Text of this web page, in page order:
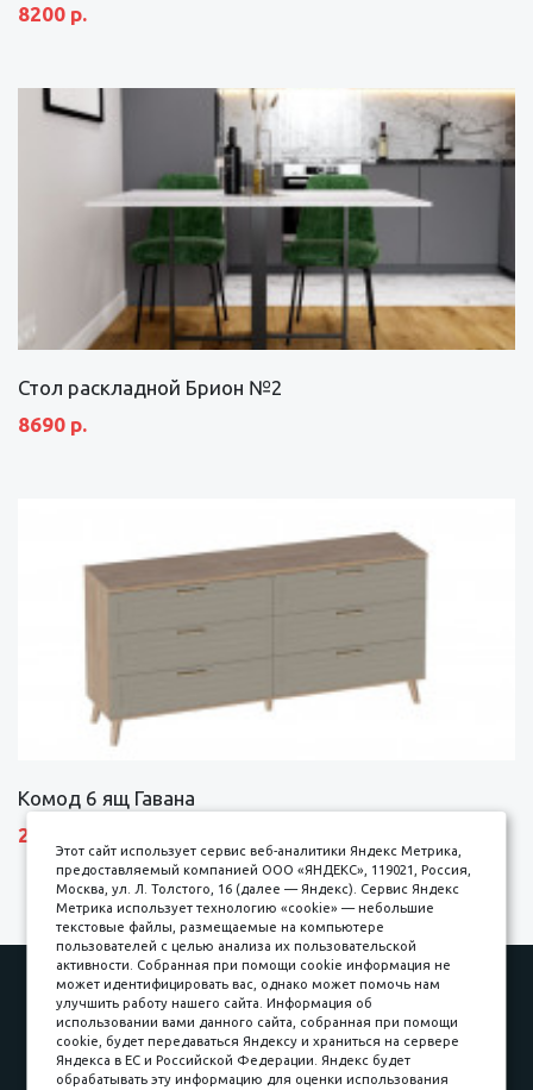
8200 р.
Стол раскладной Брион №2
8690 р.
Комод 6 ящ Гавана
27690 р.
Наши работы
Оплата
Доставка и сборка
Гарантии
Карьера в компании
Контакты
Этот сайт использует сервис веб-аналитики Яндекс Метрика,
предоставляемый компанией ООО «ЯНДЕКС», 119021, Россия,
Москва, ул. Л. Толстого, 16 (далее — Яндекс). Сервис Яндекс
Метрика использует технологию «cookie» — небольшие
текстовые файлы, размещаемые на компьютере
пользователей с целью анализа их пользовательской
активности. Собранная при помощи cookie информация не
может идентифицировать вас, однако может помочь нам
улучшить работу нашего сайта. Информация об
использовании вами данного сайта, собранная при помощи
cookie, будет передаваться Яндексу и храниться на сервере
Яндекса в ЕС и Российской Федерации. Яндекс будет
обрабатывать эту информацию для оценки использования